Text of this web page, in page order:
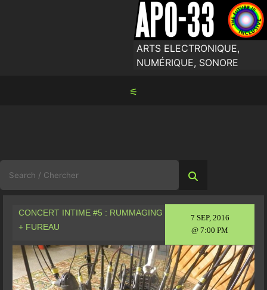
ARTS ELECTRONIQUE,
NUMÉRIQUE, SONORE
⚟
for:
7 SEP, 2016
@ 7:00 PM
CONCERT INTIME #5 : RUMMAGING
+ FUREAU